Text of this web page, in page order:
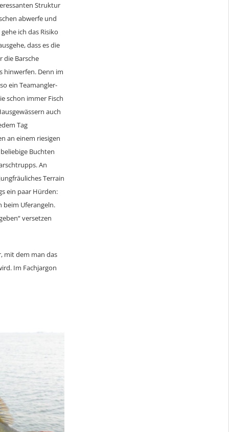
Struktur
abwerfe und
ich das Risiko
dass es die
die Barsche
hinwerfen. Denn im
ein Teamangler-
schon immer Fisch
auch
Tag
an einem riesigen
Buchten
An
Terrain
ein paar Hürden:
beim Uferangeln.
versetzen
mit dem man das
Im Fachjargon